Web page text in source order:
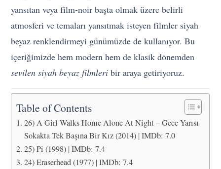
yansıtan veya film-noir başta olmak üzere belirli
atmosferi ve temaları yansıtmak isteyen filmler siyah
beyaz renklendirmeyi günümüzde de kullanıyor. Bu
içeriğimizde hem modern hem de klasik dönemden
sevilen siyah beyaz filmleri bir araya getiriyoruz.
Table of Contents
26) A Girl Walks Home Alone At Night – Gece Yarısı
Sokakta Tek Başına Bir Kız (2014) | IMDb: 7.0
25) Pi (1998) | IMDb: 7.4
24) Eraserhead (1977) | IMDb: 7.4